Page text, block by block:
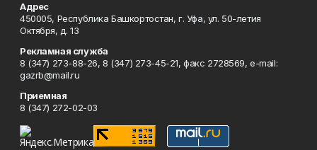
Адрес
450005, Республика Башкортостан, г. Уфа, ул. 50-летия
Октября, д. 13
Рекламная служба
8 (347) 273-88-26, 8 (347) 273-45-21, факс 2728569, e-mail:
gazrb@mail.ru
Приемная
8 (347) 272-02-03